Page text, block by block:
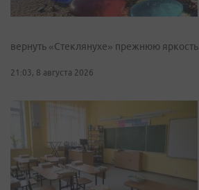
вернуть «Стеклянухе» прежнюю яркость
21:03, 8 августа 2026